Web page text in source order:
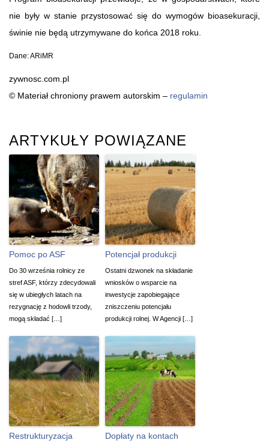
nie były w stanie przystosować się do wymogów bioasekuracji,
świnie nie będą utrzymywane do końca 2018 roku.
Dane: ARiMR
zywnosc.com.pl
© Materiał chroniony prawem autorskim – regulamin
ARTYKUŁY POWIĄZANE
Pomoc po ASF
Do 30 września rolnicy ze
stref ASF, którzy zdecydowali
się w ubiegłych latach na
rezygnację z hodowli trzody,
mogą składać […]
Potencjał produkcji
Ostatni dzwonek na składanie
wniosków o wsparcie na
inwestycje zapobiegające
zniszczeniu potencjału
produkcji rolnej. W Agencji […]
Restrukturyzacja
Dopłaty na kontach